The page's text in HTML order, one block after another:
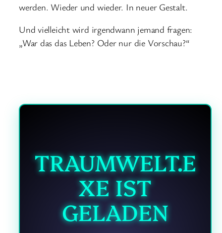
werden. Wieder und wieder. In neuer Gestalt.
Und vielleicht wird irgendwann jemand fragen:
„War das das Leben? Oder nur die Vorschau?“
TRAUMWELT.E
XE IST
GELADEN